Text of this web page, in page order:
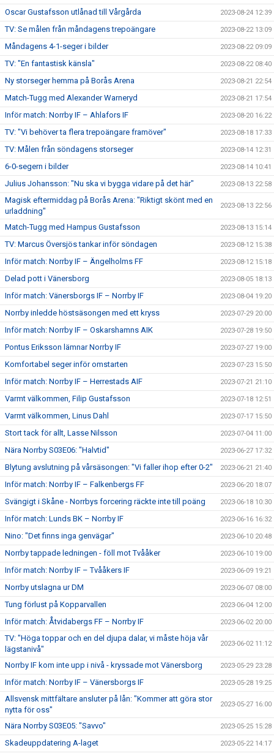
Oscar Gustafsson utlånad till Vårgårda 2023-08-24 12:39
TV: Se målen från måndagens trepoängare 2023-08-22 13:09
Måndagens 4-1-seger i bilder 2023-08-22 09:09
TV: "En fantastisk känsla" 2023-08-22 08:40
Ny storseger hemma på Borås Arena 2023-08-21 22:54
Match-Tugg med Alexander Warneryd 2023-08-21 17:54
Inför match: Norrby IF – Ahlafors IF 2023-08-20 16:22
TV: "Vi behöver ta flera trepoängare framöver" 2023-08-18 17:33
TV: Målen från söndagens storseger 2023-08-14 12:31
6-0-segern i bilder 2023-08-14 10:41
Julius Johansson: "Nu ska vi bygga vidare på det här" 2023-08-13 22:58
Magisk eftermiddag på Borås Arena: "Riktigt skönt med en
urladdning"
2023-08-13 22:56
Match-Tugg med Hampus Gustafsson 2023-08-13 15:14
TV: Marcus Översjös tankar inför söndagen 2023-08-12 15:38
Inför match: Norrby IF – Ängelholms FF 2023-08-12 15:18
Delad pott i Vänersborg 2023-08-05 18:13
Inför match: Vänersborgs IF – Norrby IF 2023-08-04 19:20
Norrby inledde höstsäsongen med ett kryss 2023-07-29 20:00
Inför match: Norrby IF – Oskarshamns AIK 2023-07-28 19:50
Pontus Eriksson lämnar Norrby IF 2023-07-27 19:00
Komfortabel seger inför omstarten 2023-07-23 15:50
Inför match: Norrby IF – Herrestads AIF 2023-07-21 21:10
Varmt välkommen, Filip Gustafsson 2023-07-18 12:51
Varmt välkommen, Linus Dahl 2023-07-17 15:50
Stort tack för allt, Lasse Nilsson 2023-07-04 11:00
Nära Norrby S03E06: "Halvtid" 2023-06-27 17:32
Blytung avslutning på vårsäsongen: "Vi faller ihop efter 0-2" 2023-06-21 21:40
Inför match: Norrby IF – Falkenbergs FF 2023-06-20 18:07
Svängigt i Skåne - Norrbys forcering räckte inte till poäng 2023-06-18 10:30
Inför match: Lunds BK – Norrby IF 2023-06-16 16:32
Nino: "Det finns inga genvägar" 2023-06-10 20:48
Norrby tappade ledningen - föll mot Tvååker 2023-06-10 19:00
Inför match: Norrby IF – Tvååkers IF 2023-06-09 19:21
Norrby utslagna ur DM 2023-06-07 08:00
Tung förlust på Kopparvallen 2023-06-04 12:00
Inför match: Åtvidabergs FF – Norrby IF 2023-06-02 20:00
TV: "Höga toppar och en del djupa dalar, vi måste höja vår
lägstanivå"
2023-06-02 11:12
Norrby IF kom inte upp i nivå - kryssade mot Vänersborg 2023-05-29 23:28
Inför match: Norrby IF – Vänersborgs IF 2023-05-28 19:25
Allsvensk mittfältare ansluter på lån: "Kommer att göra stor
nytta för oss"
2023-05-27 16:00
Nära Norrby S03E05: "Savvo" 2023-05-25 15:28
Skadeuppdatering A-laget 2023-05-22 14:17